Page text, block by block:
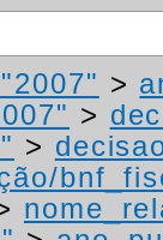
>
>
>